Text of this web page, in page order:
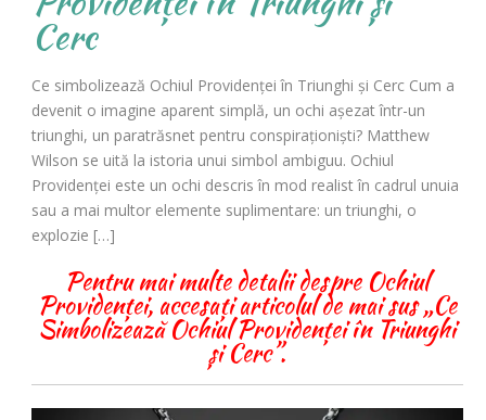
Cerc
Ce simbolizează Ochiul Providenței în Triunghi și Cerc Cum a
devenit o imagine aparent simplă, un ochi așezat într-un
triunghi, un paratrăsnet pentru conspiraționiști? Matthew
Wilson se uită la istoria unui simbol ambiguu. Ochiul
Providenței este un ochi descris în mod realist în cadrul unuia
sau a mai multor elemente suplimentare: un triunghi, o
explozie […]
Pentru mai multe detalii despre Ochiul
Providenței, accesați articolul de mai sus „Ce
Simbolizează Ochiul Providenței în Triunghi
și Cerc”.